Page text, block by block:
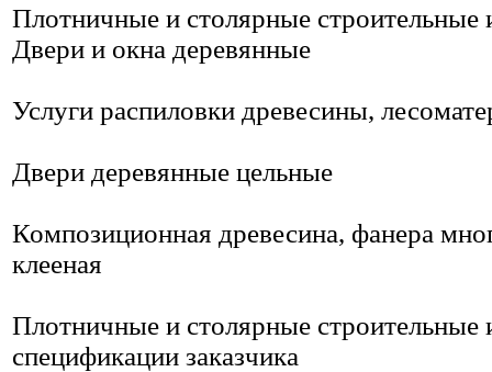
Плотничные и столярные строительные
Двери и окна деревянные
Услуги распиловки древесины,
Двери деревянные цельные
Композиционная древесина, фанера
клееная
Плотничные и столярные строительные
спецификации заказчика